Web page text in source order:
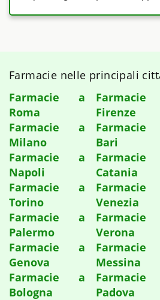
Farmacie nelle principali
Farmacie a
Roma
Farmacie a
Milano
Farmacie a
Napoli
Farmacie a
Torino
Farmacie a
Palermo
Farmacie a
Genova
Farmacie a
Bologna
Firenze
Bari
Catania
Venezia
Verona
Messina
Padova